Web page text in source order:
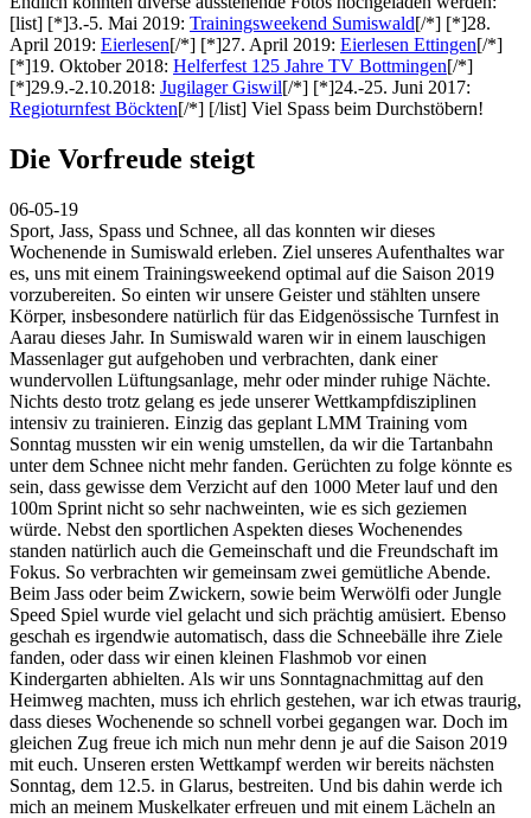
[list] [*]3.-5. Mai 2019: Trainingsweekend Sumiswald[/*] [*]28.
April 2019: Eierlesen[/*] [*]27. April 2019: Eierlesen Ettingen[/*]
[*]19. Oktober 2018: Helferfest 125 Jahre TV Bottmingen[/*]
[*]29.9.-2.10.2018: Jugilager Giswil[/*] [*]24.-25. Juni 2017:
Regioturnfest Böckten[/*] [/list] Viel Spass beim Durchstöbern!
Die Vorfreude steigt
06-05-19
Sport, Jass, Spass und Schnee, all das konnten wir dieses
Wochenende in Sumiswald erleben. Ziel unseres Aufenthaltes war
es, uns mit einem Trainingsweekend optimal auf die Saison 2019
vorzubereiten. So einten wir unsere Geister und stählten unsere
Körper, insbesondere natürlich für das Eidgenössische Turnfest in
Aarau dieses Jahr. In Sumiswald waren wir in einem lauschigen
Massenlager gut aufgehoben und verbrachten, dank einer
wundervollen Lüftungsanlage, mehr oder minder ruhige Nächte.
Nichts desto trotz gelang es jede unserer Wettkampfdisziplinen
intensiv zu trainieren. Einzig das geplant LMM Training vom
Sonntag mussten wir ein wenig umstellen, da wir die Tartanbahn
unter dem Schnee nicht mehr fanden. Gerüchten zu folge könnte es
sein, dass gewisse dem Verzicht auf den 1000 Meter lauf und den
100m Sprint nicht so sehr nachweinten, wie es sich geziemen
würde. Nebst den sportlichen Aspekten dieses Wochenendes
standen natürlich auch die Gemeinschaft und die Freundschaft im
Fokus. So verbrachten wir gemeinsam zwei gemütliche Abende.
Beim Jass oder beim Zwickern, sowie beim Werwölfi oder Jungle
Speed Spiel wurde viel gelacht und sich prächtig amüsiert. Ebenso
geschah es irgendwie automatisch, dass die Schneebälle ihre Ziele
fanden, oder dass wir einen kleinen Flashmob vor einen
Kindergarten abhielten. Als wir uns Sonntagnachmittag auf den
Heimweg machten, muss ich ehrlich gestehen, war ich etwas traurig,
dass dieses Wochenende so schnell vorbei gegangen war. Doch im
gleichen Zug freue ich mich nun mehr denn je auf die Saison 2019
mit euch. Unseren ersten Wettkampf werden wir bereits nächsten
Sonntag, dem 12.5. in Glarus, bestreiten. Und bis dahin werde ich
mich an meinem Muskelkater erfreuen und mit einem Lächeln an